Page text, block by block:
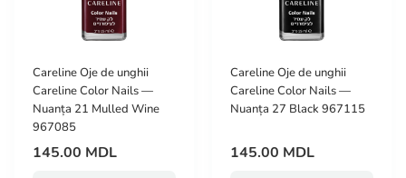
Careline Oje de unghii
Careline Color Nails —
Nuanța 21 Mulled Wine
967085
145.00 MDL
Careline Oje de unghii
Careline Color Nails —
Nuanța 27 Black 967115
145.00 MDL